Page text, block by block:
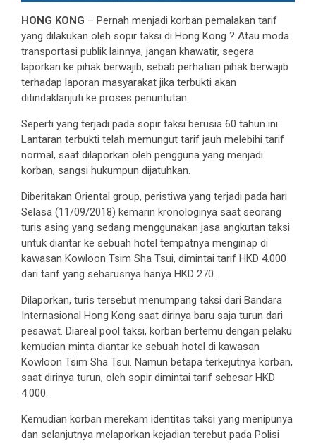
HONG KONG – Pernah menjadi korban pemalakan tarif
yang dilakukan oleh sopir taksi di Hong Kong ? Atau moda
transportasi publik lainnya, jangan khawatir, segera
laporkan ke pihak berwajib, sebab perhatian pihak berwajib
terhadap laporan masyarakat jika terbukti akan
ditindaklanjuti ke proses penuntutan.
Seperti yang terjadi pada sopir taksi berusia 60 tahun ini.
Lantaran terbukti telah memungut tarif jauh melebihi tarif
normal, saat dilaporkan oleh pengguna yang menjadi
korban, sangsi hukumpun dijatuhkan.
Diberitakan Oriental group, peristiwa yang terjadi pada hari
Selasa (11/09/2018) kemarin kronologinya saat seorang
turis asing yang sedang menggunakan jasa angkutan taksi
untuk diantar ke sebuah hotel tempatnya menginap di
kawasan Kowloon Tsim Sha Tsui, dimintai tarif HKD 4.000
dari tarif yang seharusnya hanya HKD 270.
Dilaporkan, turis tersebut menumpang taksi dari Bandara
Internasional Hong Kong saat dirinya baru saja turun dari
pesawat. Diareal pool taksi, korban bertemu dengan pelaku
kemudian minta diantar ke sebuah hotel di kawasan
Kowloon Tsim Sha Tsui. Namun betapa terkejutnya korban,
saat dirinya turun, oleh sopir dimintai tarif sebesar HKD
4.000.
Kemudian korban merekam identitas taksi yang menipunya
dan selanjutnya melaporkan kejadian terebut pada Polisi